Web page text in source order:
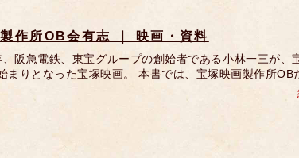
作所OB会有志 ｜ 映画・資料
阪急電鉄、東宝グループの創始者である小林一三が、
まりとなった宝塚映画。 本書では、宝塚映画製作所